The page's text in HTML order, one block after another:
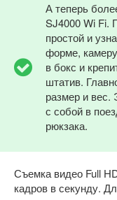
А теперь
SJ4000 Wi Fi.
простой и
форме,
в бокс и
штатив.
размер и вес.
с собой в
рюкзака.
Съемка видео Full
кадров в секунду.